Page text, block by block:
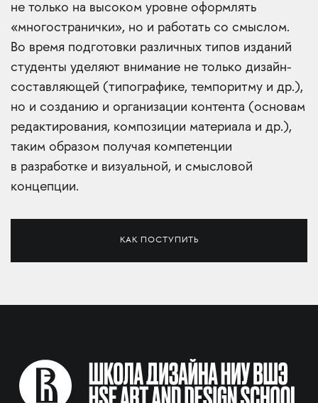
не только на высоком уровне оформлять
«многостранички», но и работать со смыслом.
Во время подготовки различных типов изданий
студенты уделяют внимание не только дизайн-
составляющей (типографике, темпоритму и др.),
но и созданию и организации контента (основам
редактирования, композиции материала и др.),
таким образом получая компетенции
в разработке и визуальной, и смысловой
концепции.
КАК ПОСТУПИТЬ